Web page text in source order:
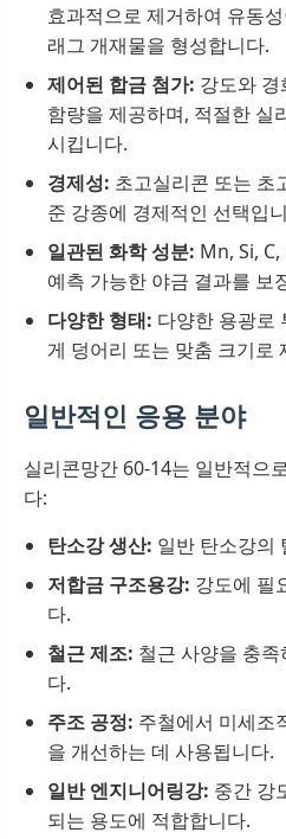
효과적으로 제거하여 유동
래그 개재물을 형성합니다.
제어된 합금 첨가: 강도와
함량을 제공하며, 적절한 실
시킵니다.
경제성: 초고실리콘 또는 초
준 강종에 경제적인 선택입
일관된 화학 성분: Mn, Si,
예측 가능한 야금 결과를 보
다양한 형태: 다양한 용광로
게 덩어리 또는 맞춤 크기로
일반적인 응용 분야
실리콘망간 60-14는 일반적으
다:
탄소강 생산: 일반 탄소강의
저합금 구조용강: 강도에 필
다.
철근 제조: 철근 사양을 충
다.
주조 공정: 주철에서 미세조
을 개선하는 데 사용됩니다.
일반 엔지니어링강: 중간 강
되는 용도에 적합합니다.